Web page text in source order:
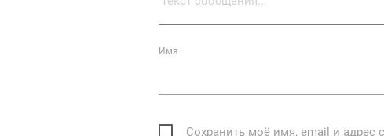
Имя
Сохранить моё имя, email и адрес